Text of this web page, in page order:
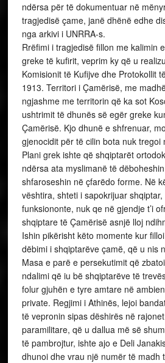
ndërsa për të dokumentuar në
tragjedisë çame, janë dhënë edhe
nga arkivi i UNRRA-s.
Rrëfimi i tragjedisë fillon me kalimin
greke të kufirit, veprim ky që u
Komisionit të Kufijve dhe Protokollit
1913. Territori i Çamërisë, me
ngjashme me territorin që ka sot
ushtrimit të dhunës së egër greke
Çamërisë. Kjo dhunë e shfrenuar,
gjenocidit për të cilin bota nuk tregoi
Plani grek ishte që shqiptarët
ndërsa ata myslimanë të
shfaroseshin në çfarëdo forme. Në
vështira, shteti i sapokrijuar
funksiononte, nuk qe në gjendje t’i
shqiptare të Çamërisë asnjë lloj
Ishin pikërisht këto momente kur
dëbimi i shqiptarëve çamë, që u nis
Masa e parë e persekutimit që
ndalimi që iu bë shqiptarëve të
folur gjuhën e tyre amtare në
private. Regjimi i Athinës, lejoi
të vepronin sipas dëshirës në
paramilitare, që u dallua më së
të pambrojtur, ishte ajo e Deli
dhunoi dhe vrau një numër të madh